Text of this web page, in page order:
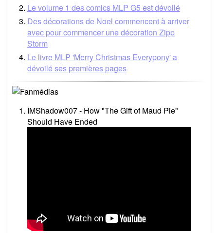
Le volume 1 des comics MLP G5 est dévoilé
Des décorations de Noel commencent à arriver
avec pour commencer une décoration Zipp
Storm
Le livre MLP 'Merry Christmas Everypony' a
dévoilé ses premières pages
IMShadow007 - How "The Gift of Maud Pie"
Should Have Ended